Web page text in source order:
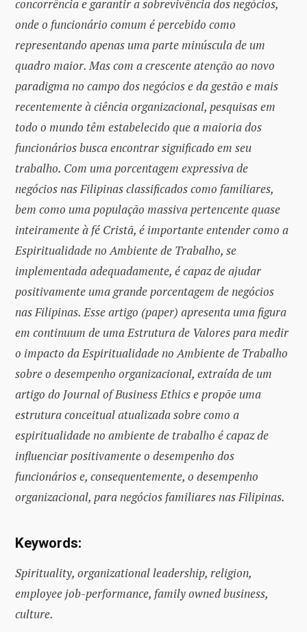
concorrência e garantir a sobrevivência dos negócios,
onde o funcionário comum é percebido como
representando apenas uma parte minúscula de um
quadro maior. Mas com a crescente atenção ao novo
paradigma no campo dos negócios e da gestão e mais
recentemente à ciência organizacional, pesquisas em
todo o mundo têm estabelecido que a maioria dos
funcionários busca encontrar significado em seu
trabalho. Com uma porcentagem expressiva de
negócios nas Filipinas classificados como familiares,
bem como uma população massiva pertencente quase
inteiramente à fé Cristã, é importante entender como a
Espiritualidade no Ambiente de Trabalho, se
implementada adequadamente, é capaz de ajudar
positivamente uma grande porcentagem de negócios
nas Filipinas. Esse artigo (paper) apresenta uma figura
em continuum de uma Estrutura de Valores para medir
o impacto da Espiritualidade no Ambiente de Trabalho
sobre o desempenho organizacional, extraída de um
artigo do Journal of Business Ethics e propõe uma
estrutura conceitual atualizada sobre como a
espiritualidade no ambiente de trabalho é capaz de
influenciar positivamente o desempenho dos
funcionários e, consequentemente, o desempenho
organizacional, para negócios familiares nas Filipinas.
Keywords:
Spirituality, organizational leadership, religion,
employee job-performance, family owned business,
culture.